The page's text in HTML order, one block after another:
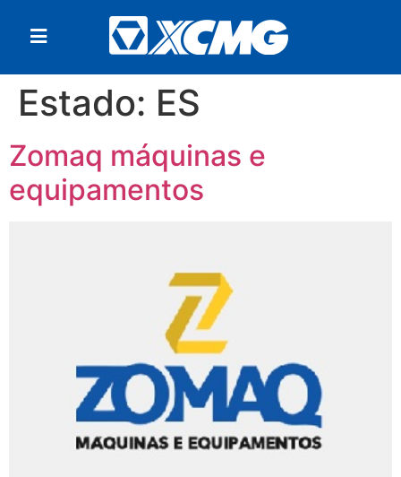
Estado: ES
Zomaq máquinas e
equipamentos